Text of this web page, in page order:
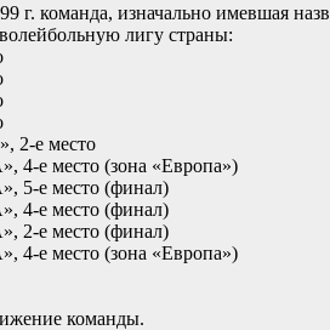
г. команда, изначально имевшая
лигу страны:
2-е место
4-е место (зона «Европа»)
5-е место (финал)
4-е место (финал)
2-е место (финал)
4-е место (зона «Европа»)
команды.